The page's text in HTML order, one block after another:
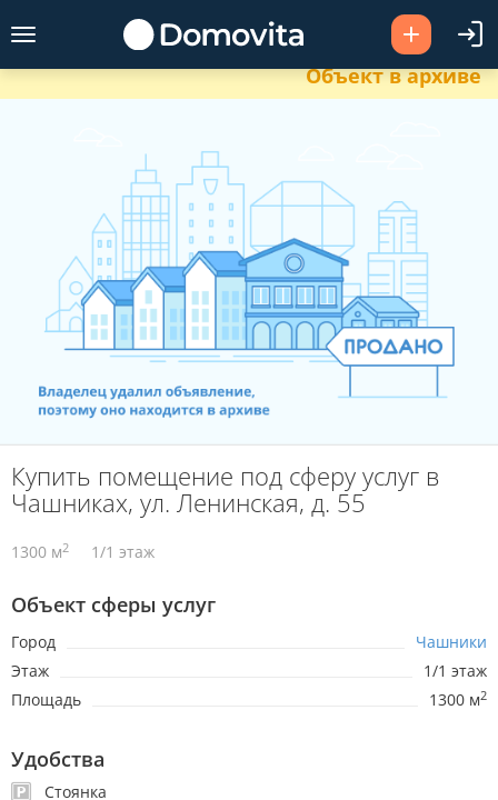
Объект в архиве
Купить помещение под сферу услуг в
Чашниках, ул. Ленинская, д. 55
1300 м2 1/1 этаж
Объект сферы услуг
Город
Чашники
Этаж
1/1 этаж
Площадь
1300 м2
Удобства
Стоянка